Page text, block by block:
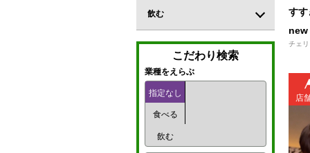
すす
チェリ
店
居酒屋
郷土料理
鍋料理
創作料理
海鮮料理
飲む
バー
カジュアルバー
コンカフェ
ガールズバー
パブ
こだわり検索
業種をえらぶ
指定なし
食べる
飲む